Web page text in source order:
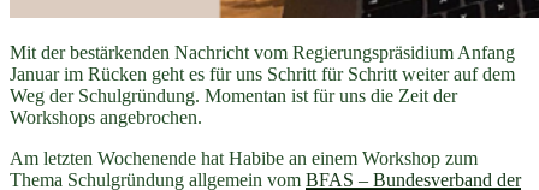
Mit der bestärkenden Nachricht vom Regierungspräsidium Anfang
Januar im Rücken geht es für uns Schritt für Schritt weiter auf dem
Weg der Schulgründung. Momentan ist für uns die Zeit der
Workshops angebrochen.
Am letzten Wochenende hat Habibe an einem Workshop zum
Thema Schulgründung allgemein vom BFAS – Bundesverband der